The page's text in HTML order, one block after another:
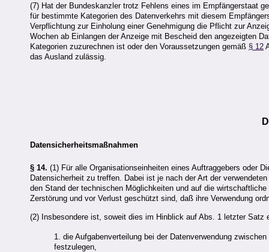
(7) Hat der Bundeskanzler trotz Fehlens eines im Empfängerstaat
für bestimmte Kategorien des Datenverkehrs mit diesem
Verpflichtung zur Einholung einer Genehmigung die Pflicht zur
Wochen ab Einlangen der Anzeige mit Bescheid den angezeigten
Kategorien zuzurechnen ist oder den Voraussetzungen gemäß § 12
das Ausland zulässig.
Datensicherheitsmaßnahmen
§ 14. (1) Für alle Organisationseinheiten eines Auftraggebers oder
Datensicherheit zu treffen. Dabei ist je nach der Art der
den Stand der technischen Möglichkeiten und auf die
Zerstörung und vor Verlust geschützt sind, daß ihre Verwendung
(2) Insbesondere ist, soweit dies im Hinblick auf Abs. 1 letzter Satz
1. die Aufgabenverteilung bei der Datenverwendung
festzulegen,